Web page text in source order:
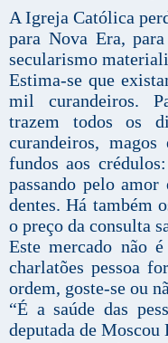
A Igreja Católica
para Nova Era,
secularismo
Estima-se que
mil curandeiros.
trazem todos os
curandeiros,
fundos aos
passando pelo
dentes. Há também
o preço da consulta
Este mercado não
charlatões pessoa
ordem, goste-se ou
“É a saúde das
deputada de